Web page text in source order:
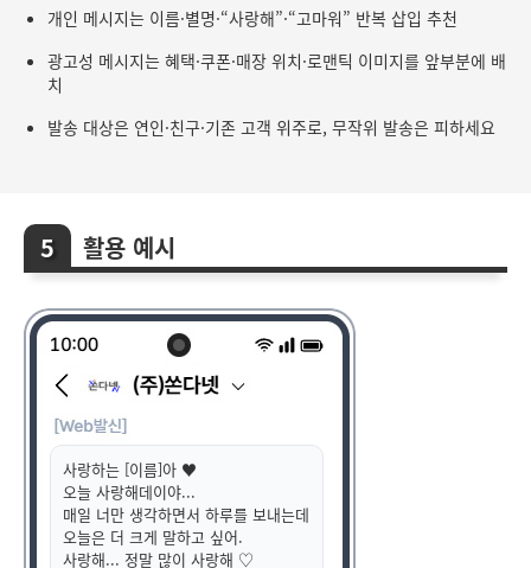
개인 메시지는 이름·별명·“사랑해”·“고마워” 반복 삽입 추천
광고성 메시지는 혜택·쿠폰·매장 위치·로맨틱 이미지를 앞부분에 배
치
발송 대상은 연인·친구·기존 고객 위주로, 무작위 발송은 피하세요
활용 예시
사랑하는 [이름]아 ♥
오늘 사랑해데이야...
매일 너만 생각하면서 하루를 보내는데
오늘은 더 크게 말하고 싶어.
사랑해... 정말 많이 사랑해 ♡